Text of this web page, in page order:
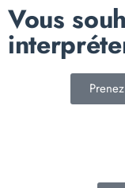
Vous